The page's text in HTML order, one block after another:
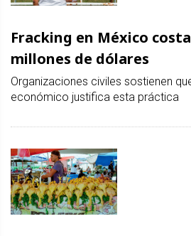
Fracking en México
millones de dólares
Organizaciones civiles sostienen
económico justifica esta práctica